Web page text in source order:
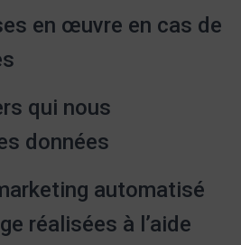
en œuvre en cas de
qui nous
données
automatisé
réalisées à l’aide